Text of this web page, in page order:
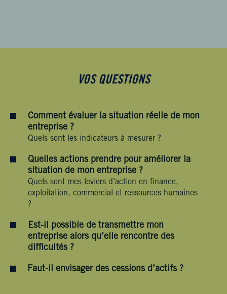
VOS QUESTIONS
Comment évaluer la situation réelle de mon
entreprise ?
Quels sont les indicateurs à mesurer ?
Quelles actions prendre pour améliorer la
situation de mon entreprise ?
Quels sont mes leviers d’action en finance,
exploitation, commercial et ressources humaines
?
Est-il possible de transmettre mon
entreprise alors qu’elle rencontre des
difficultés ?
Faut-il envisager des cessions d’actifs ?